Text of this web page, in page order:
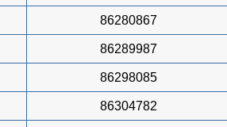
86280867
86289987
86298085
86304782